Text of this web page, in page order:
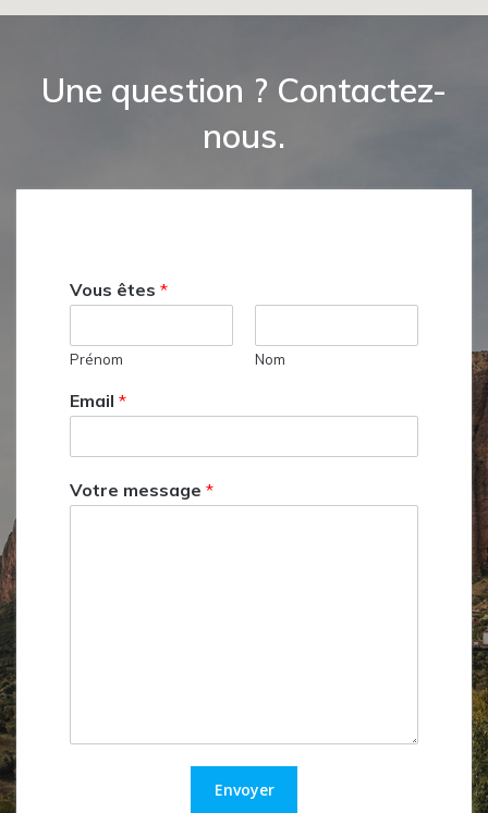
Une question ? Contactez-
nous.
Vous êtes *
Prénom Nom
Email *
Votre message *
Envoyer